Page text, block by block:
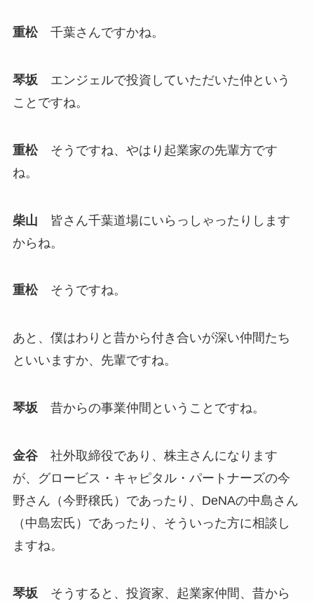
重松千葉さんですかね。
琴坂 エンジェルで投資していただいた仲という
ことですね。
重松そうですね、やはり起業家の先輩方です
ね。
柴山 皆さん千葉道場にいらっしゃったりします
からね。
重松そうですね。
あと、僕はわりと昔から付き合いが深い仲間たち
といいますか、先輩ですね。
琴坂昔からの事業仲間ということですね。
金谷社外取締役であり、株主さんになります
が、グロービス・キャピタル・パートナーズの今
野さん（今野穣氏）であったり、DeNAの中島さん
（中島宏氏）であったり、そういった方に相談し
ますね。
琴坂 そうすると、投資家、起業家仲間、昔から